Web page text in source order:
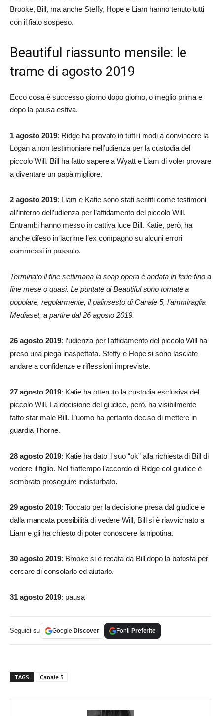
Brooke, Bill, ma anche Steffy, Hope e Liam hanno tenuto tutti
con il fiato sospeso.
Beautiful riassunto mensile: le
trame di agosto 2019
Ecco cosa è successo giorno dopo giorno, o meglio prima e
dopo la pausa estiva.
1 agosto 2019: Ridge ha provato in tutti i modi a convincere la
Logan a non testimoniare nell’udienza per la custodia del
piccolo Will. Bill ha fatto sapere a Wyatt e Liam di voler provare
a diventare un papà migliore.
2 agosto 2019: Liam e Katie sono stati sentiti come testimoni
all’interno dell’udienza per l’affidamento del piccolo Will.
Entrambi hanno messo in cattiva luce Bill. Katie, però, ha
anche difeso in lacrime l’ex compagno su alcuni errori
commessi in passato.
Terminato il fine settimana la soap opera è andata in ferie fino a
fine mese o quasi. Le puntate di Beautiful sono tornate a
popolare, regolarmente, il palinsesto di Canale 5, l’ammiraglia
Mediaset, a partire dal 26 agosto 2019.
26 agosto 2019: l’udienza per l’affidamento del piccolo Will ha
preso una piega inaspettata. Steffy e Hope si sono lasciate
andare a confidenze e riflessioni impreviste.
27 agosto 2019: Katie ha ottenuto la custodia esclusiva del
piccolo Will. La decisione del giudice, però, ha visibilmente
fatto star male Bill. L’uomo ha pertanto deciso di mettere in
guardia Thorne.
28 agosto 2019: Katie ha dato il suo “ok” alla richiesta di Bill di
vedere il figlio. Nel frattempo l’accordo di Ridge col giudice è
sembrato proseguire indisturbato.
29 agosto 2019: Toccato per la decisione presa dal giudice e
dalla mancata possibilità di vedere Will, Bill si è riavvicinato a
Liam e gli ha chiesto di poter conoscere la nipotina.
30 agosto 2019: Brooke si è recata da Bill dopo la batosta per
cercare di consolarlo ed aiutarlo.
31 agosto 2019: pausa
Seguici su Google Discover Fonti Preferite
TAGS Canale 5